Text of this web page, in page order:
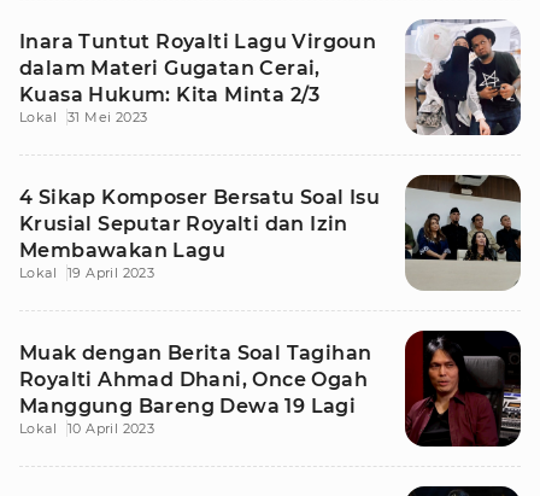
Inara Tuntut Royalti Lagu Virgoun
dalam Materi Gugatan Cerai,
Kuasa Hukum: Kita Minta 2/3
Lokal 31 Mei 2023
4 Sikap Komposer Bersatu Soal Isu
Krusial Seputar Royalti dan Izin
Membawakan Lagu
Lokal 19 April 2023
Muak dengan Berita Soal Tagihan
Royalti Ahmad Dhani, Once Ogah
Manggung Bareng Dewa 19 Lagi
Lokal 10 April 2023